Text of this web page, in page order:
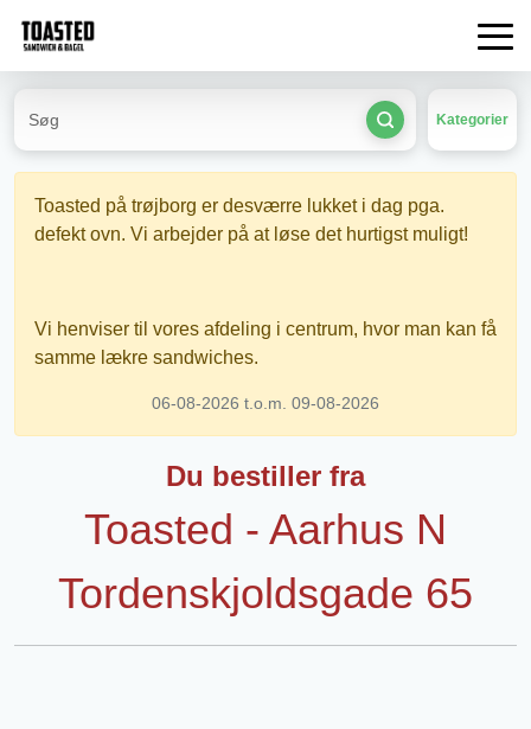
Kategorier
Toasted på trøjborg er desværre lukket i dag pga.
defekt ovn. Vi arbejder på at løse det hurtigst muligt!
Vi henviser til vores afdeling i centrum, hvor man kan få
samme lækre sandwiches.
06-08-2026 t.o.m. 09-08-2026
Du bestiller fra
Toasted - Aarhus N
Tordenskjoldsgade 65